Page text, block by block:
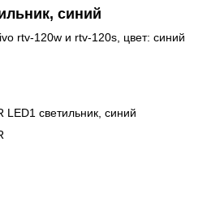
синий
rtv-120w и rtv-120s, цвет: синий
LED1 светильник, синий